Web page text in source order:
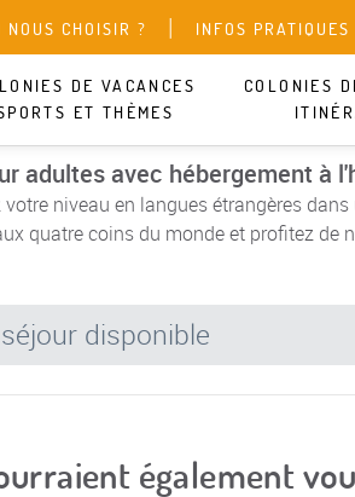
NOUS CHOISIR ? INFOS PRATIQUES
DE VACANCES
ET THÈMES
COLONIES
adultes avec hébergement à
niveau en langues étrangères
quatre coins du monde et profitez
disponible
également